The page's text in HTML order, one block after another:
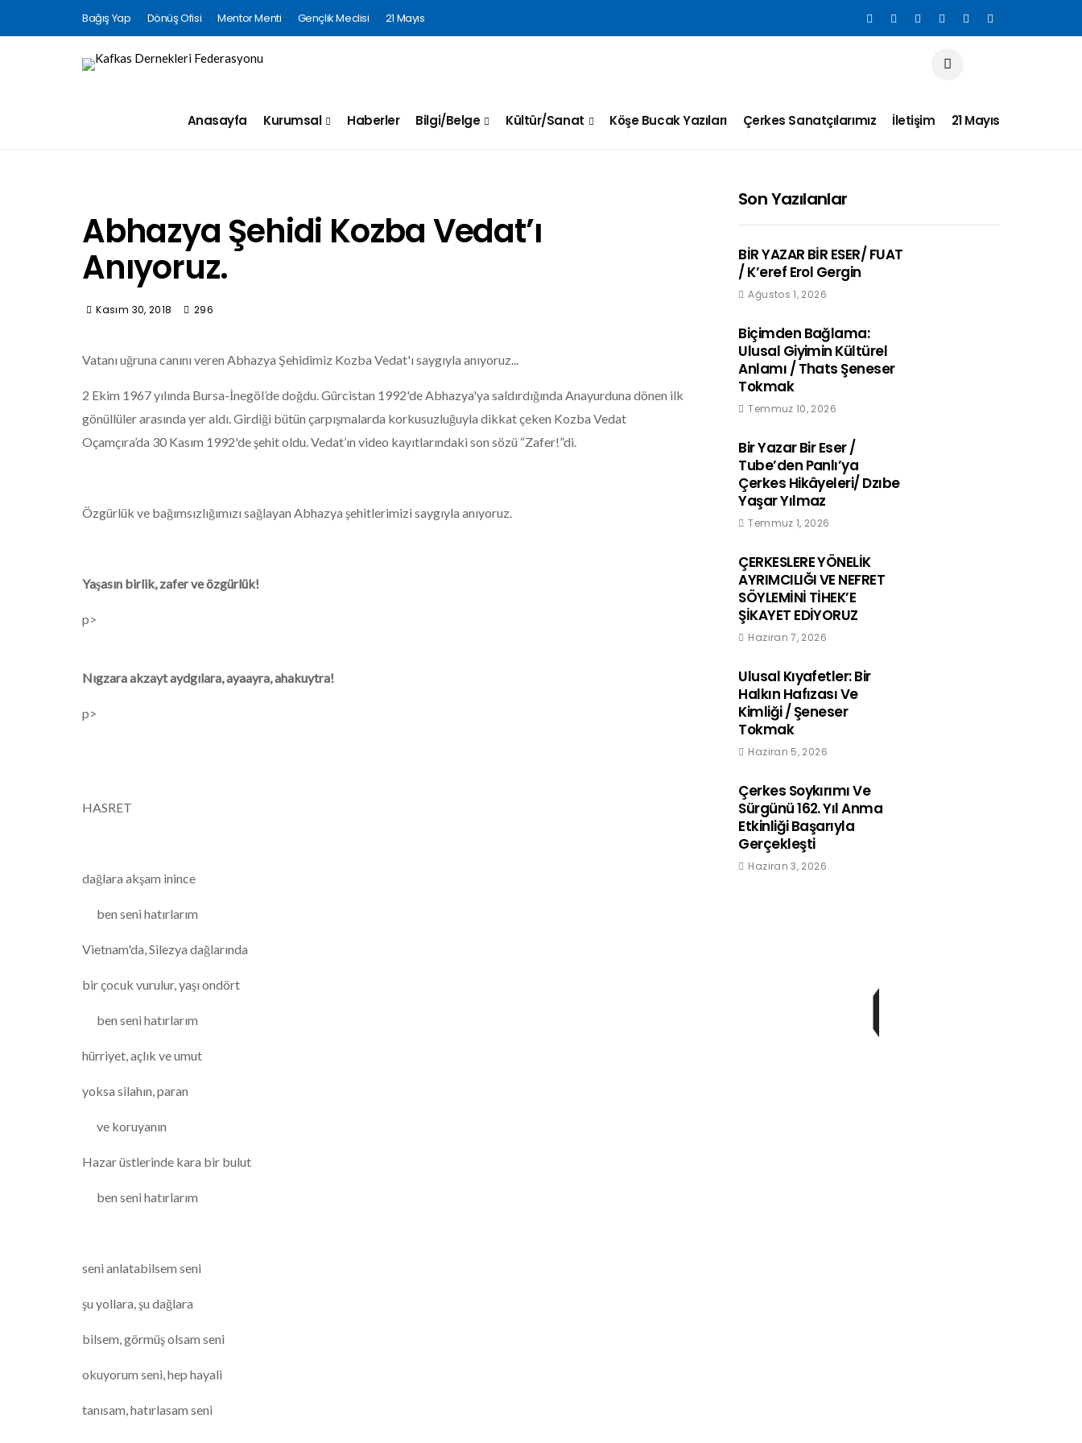
Bağış Yap Dönüş Ofisi Mentor Menti Gençlik Meclisi 21 Mayıs
Anasayfa Kurumsal Haberler Bilgi/Belge Kültür/Sanat Köşe Bucak Yazıları Çerkes Sanatçılarımız İletişim 21 Mayıs
Abhazya Şehidi Kozba Vedat’ı
Anıyoruz.
Kasım 30, 2018 296
Vatanı uğruna canını veren Abhazya Şehidimiz Kozba Vedat'ı saygıyla anıyoruz...
2 Ekim 1967 yılında Bursa-İnegöl’de doğdu. Gürcistan 1992'de Abhazya'ya saldırdığında Anayurduna dönen ilk
gönüllüler arasında yer aldı. Girdiği bütün çarpışmalarda korkusuzluğuyla dikkat çeken Kozba Vedat
Oçamçıra’da 30 Kasım 1992'de şehit oldu. Vedat’ın video kayıtlarındaki son sözü “Zafer!”di.
Özgürlük ve bağımsızlığımızı sağlayan Abhazya şehitlerimizi saygıyla anıyoruz.
Yaşasın birlik, zafer ve özgürlük!
p>
Nıgzara akzayt aydgılara, ayaayra, ahakuytra!
p>
HASRET
dağlara akşam inince
ben seni hatırlarım
Vietnam'da, Silezya dağlarında
bir çocuk vurulur, yaşı ondört
ben seni hatırlarım
hürriyet, açlık ve umut
yoksa silahın, paran
ve koruyanın
Hazar üstlerinde kara bir bulut
ben seni hatırlarım
seni anlatabilsem seni
şu yollara, şu dağlara
bilsem, görmüş olsam seni
okuyorum seni, hep hayali
tanısam, hatırlasam seni
Son Yazılanlar
BİR YAZAR BİR ESER/ FUAT
/ K’eref Erol Gergin
Ağustos 1, 2026
Biçimden Bağlama:
Ulusal Giyimin Kültürel
Anlamı / Thats Şeneser
Tokmak
Temmuz 10, 2026
Bir Yazar Bir Eser /
Tube’den Panlı’ya
Çerkes Hikâyeleri/ Dzıbe
Yaşar Yılmaz
Temmuz 1, 2026
ÇERKESLERE YÖNELİK
AYRIMCILIĞI VE NEFRET
SÖYLEMİNİ TİHEK’E
ŞİKAYET EDİYORUZ
Haziran 7, 2026
Ulusal Kıyafetler: Bir
Halkın Hafızası Ve
Kimliği / Şeneser
Tokmak
Haziran 5, 2026
Çerkes Soykırımı Ve
Sürgünü 162. Yıl Anma
Etkinliği Başarıyla
Gerçekleşti
Haziran 3, 2026